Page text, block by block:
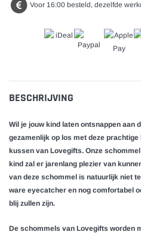
Voor 16:00 besteld, dezelfde
BESCHRIJVING
Wil je jouw kind laten ontsnappen aan
gezamenlijk op los met deze
kussen van Lovegifts. Onze
kind zal er jarenlang plezier van
van deze schommel is natuurlijk niet
ware eyecatcher en nog comfortabel
blij zullen zijn.
De schommels van Lovegifts worden